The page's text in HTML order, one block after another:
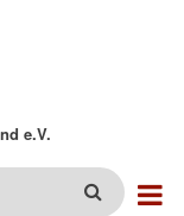
e.V.